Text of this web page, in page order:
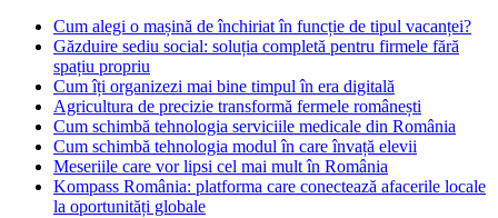
Cum alegi o mașină de închiriat în funcție de tipul vacanței?
Găzduire sediu social: soluția completă pentru firmele fără
spațiu propriu
Cum îți organizezi mai bine timpul în era digitală
Agricultura de precizie transformă fermele românești
Cum schimbă tehnologia serviciile medicale din România
Cum schimbă tehnologia modul în care învață elevii
Meseriile care vor lipsi cel mai mult în România
Kompass România: platforma care conectează afacerile locale
la oportunități globale